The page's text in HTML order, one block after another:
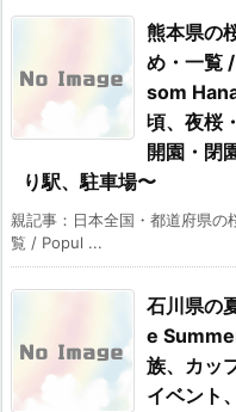
熊本県の
め・一覧
som
頃、夜桜
開園・閉
り駅、駐車場〜
親記事：日本全国・都道府県の
覧 / Popul ...
石川県の
e
族、カッ
イベント